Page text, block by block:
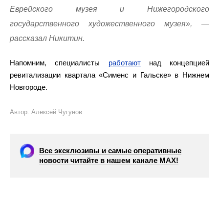
Еврейского музея и Нижегородского
государственного художественного музея», —
рассказал Никитин.
Напомним, специалисты работаютнад концепцией
ревитализации квартала «Сименс и Гальске» в Нижнем
Новгороде.
Автор: Алексей Чугунов
Все эксклюзивы и самые оперативные
новости читайте в нашем канале МАХ!